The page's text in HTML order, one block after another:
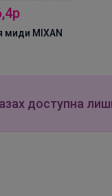
миди MIXAN
доступна